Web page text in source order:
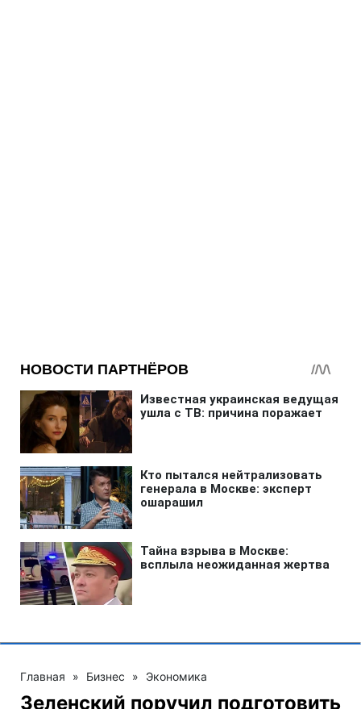
Главная » Бизнес » Экономика
Зеленский поручил подготовить